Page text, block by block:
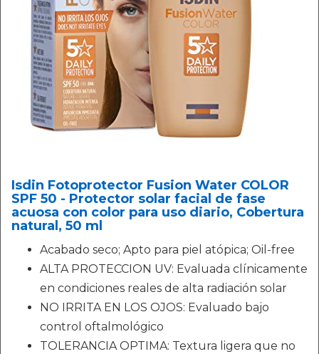
Isdin Fotoprotector Fusion Water COLOR
SPF 50 - Protector solar facial de fase
acuosa con color para uso diario, Cobertura
natural, 50 ml
Acabado seco; Apto para piel atópica; Oil-free
ALTA PROTECCION UV: Evaluada clínicamente
en condiciones reales de alta radiación solar
NO IRRITA EN LOS OJOS: Evaluado bajo
control oftalmológico
TOLERANCIA OPTIMA: Textura ligera que no